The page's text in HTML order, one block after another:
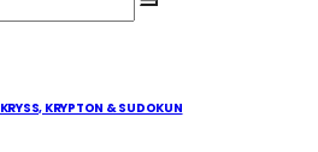
KRYPTON & SUDOKUN